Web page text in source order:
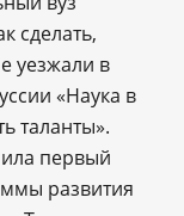
сделать,
уезжали в
«Наука в
таланты».
первый
развития